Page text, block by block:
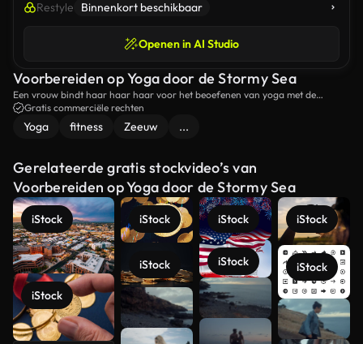
Restyle Binnenkort beschikbaar
Openen in AI Studio
Voorbereiden op Yoga door de Stormy Sea
Een vrouw bindt haar haar haar voor het beoefenen van yoga met de
stormige zee op de achtergrond.
Gratis commerciële rechten
Yoga fitness Zeeuw ...
Gerelateerde gratis stockvideo’s van
Voorbereiden op Yoga door de Stormy Sea
iStock
iStock
iStock
iStock
iStock
iStock
iStock
iStock
Meer
bekijken